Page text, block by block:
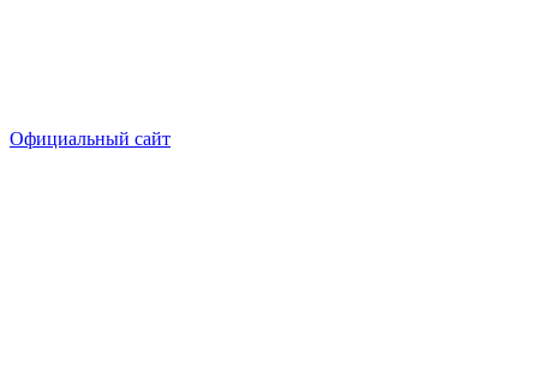
Официальный сайт